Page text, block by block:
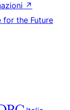
↗
for the Future